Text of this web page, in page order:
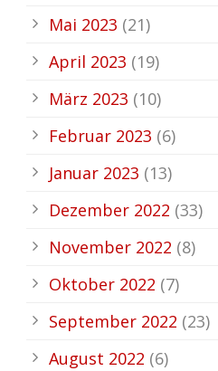
Mai 2023 (21)
April 2023 (19)
März 2023 (10)
Februar 2023 (6)
Januar 2023 (13)
Dezember 2022 (33)
November 2022 (8)
Oktober 2022 (7)
September 2022 (23)
August 2022 (6)